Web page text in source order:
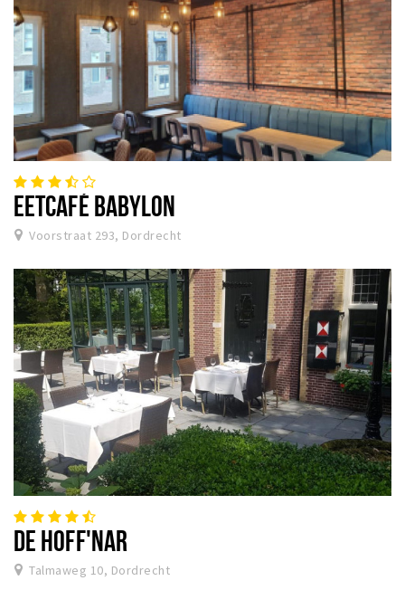
EETCAFÉ BABYLON
Voorstraat 293, Dordrecht
DE HOFF'NAR
Talmaweg 10, Dordrecht